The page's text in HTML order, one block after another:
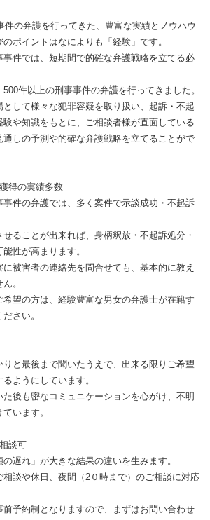
件の弁護を行ってきた、豊富な実績とノウハウ
ポイントはなによりも「経験」です。
事件では、短期間で的確な弁護戦略を立てる必
件以上の刑事事件の弁護を行ってきました。
して様々な犯罪容疑を取り扱い、起訴・不起
や知識をもとに、ご相談者様が直面している
しの予測や的確な弁護戦略を立てることがで
得の実績多数
事件の弁護では、多く案件で示談成功・不起訴
ることが出来れば、身柄釈放・不起訴処分・
性が高まります。
被害者の連絡先を問合せても、基本的に教え
。
望の方は、経験豊富な男女の弁護士が在籍す
さい。
と最後まで聞いたうえで、出来る限りご希望
ようにしています。
た後も密なコミュニケーションを心がけ、不明
います。
談可
遅れ」が大きな結果の違いを生みます。
相談や休日、夜間（2０時まで）のご相談に対応
予約制となりますので、まずはお問い合わせ